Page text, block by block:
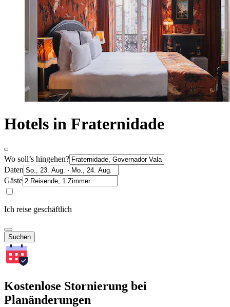
Hotels in Fraternidade
Wo soll’s hingehen?
Daten
Gäste
Ich reise geschäftlich
Suchen
Kostenlose Stornierung bei
Planänderungen